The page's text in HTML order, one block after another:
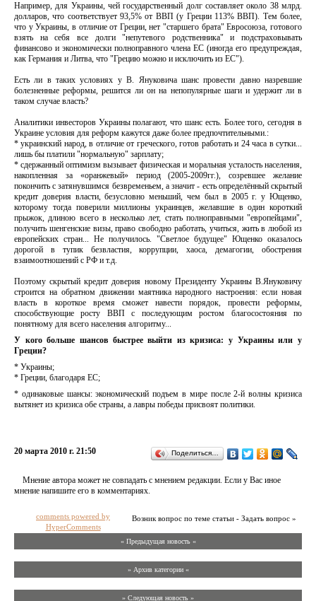
Например, для Украины, чей государственный долг составляет около 38 млрд.
долларов, что соответствует 93,5% от ВВП (у Греции 113% ВВП). Тем более,
что у Украины, в отличие от Греции, нет "старшего брата" Евросоюза, готового
взять на себя все долги "непутевого родственника" и подстраховывать
финансово и экономически полноправного члена ЕС (иногда его предупреждая,
как Германия и Литва, что "Грецию можно и исключить из ЕС").
Есть ли в таких условиях у В. Януковича шанс провести давно назревшие
болезненные реформы, решится ли он на непопулярные шаги и удержит ли в
таком случае власть?
Аналитики инвесторов Украины полагают, что шанс есть. Более того, сегодня в
Украине условия для реформ кажутся даже более предпочтительными.:
* украинский народ, в отличие от греческого, готов работать и 24 часа в сутки...
лишь бы платили "нормальную" зарплату;
* сдержанный оптимизм вызывает физическая и моральная усталость населения,
накопленная за «оранжевый» период (2005-2009гг.), созревшее желание
покончить с затянувшимся безвременьем, а значит - есть определённый скрытый
кредит доверия власти, безусловно меньший, чем был в 2005 г. у Ющенко,
которому тогда поверили миллионы украинцев, желавшие в один короткий
прыжок, длиною всего в несколько лет, стать полноправными "европейцами",
получить шенгенские визы, право свободно работать, учиться, жить в любой из
европейских стран... Не получилось. "Светлое будущее" Ющенко оказалось
дорогой в тупик безвластия, коррупции, хаоса, демагогии, обострения
взаимоотношений с РФ и т.д.
Поэтому скрытый кредит доверия новому Президенту Украины В.Януковичу
строится на обратном движении маятника народного настроения: если новая
власть в короткое время сможет навести порядок, провести реформы,
способствующие росту ВВП с последующим ростом благосостояния по
понятному для всего населения алгоритму...
У кого больше шансов быстрее выйти из кризиса: у Украины или у
Греции?
* Украины;
* Греции, благодаря ЕС;
* одинаковые шансы: экономический подъем в мире после 2-й волны кризиса
вытянет из кризиса обе страны, а лавры победы присвоят политики.
20 марта 2010 г. 21:50 Поделиться…
Мнение автора может не совпадать с мнением редакции. Если у Вас иное
мнение напишите его в комментариях.
Возник вопрос по теме статьи - Задать вопрос »
comments powered by
HyperComments
« Предыдущая новость «
» Архив категории «
» Следующая новость »